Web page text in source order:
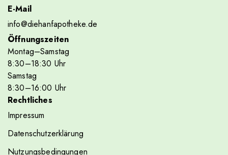
E-Mail
info@diehanfapotheke.de
Öffnungszeiten
Montag–Samstag
8:30–18:30 Uhr
Samstag
8:30–16:00 Uhr
Rechtliches
Impressum
Datenschutzerklärung
Nutzungsbedingungen